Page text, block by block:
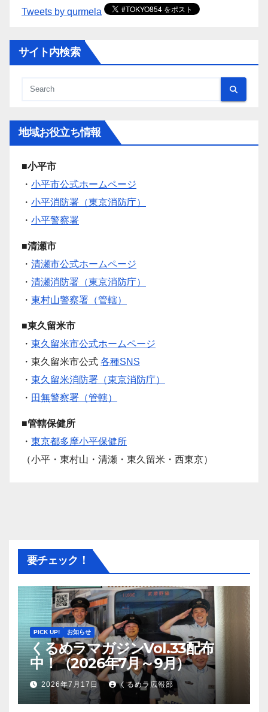
Tweets by qurmela
サイト内検索
地域お役立ち情報
■小平市
・ 小平市公式ホームページ
・ 小平消防署（東京消防庁）
・ 小平警察署
■清瀬市
・ 清瀬市公式ホームページ
・ 清瀬消防署（東京消防庁）
・ 東村山警察署（管轄）
■東久留米市
・ 東久留米市公式ホームページ
・東久留米市公式 各種SNS
・ 東久留米消防署（東京消防庁）
・ 田無警察署（管轄）
■管轄保健所
・ 東京都多摩小平保健所
（小平・東村山・清瀬・東久留米・西東京）
要チェック！
PICK UP! お知らせ
くるめラマガジンVol.33配布
中！（2026年7月～9月）
2026年7月17日 くるめラ広報部